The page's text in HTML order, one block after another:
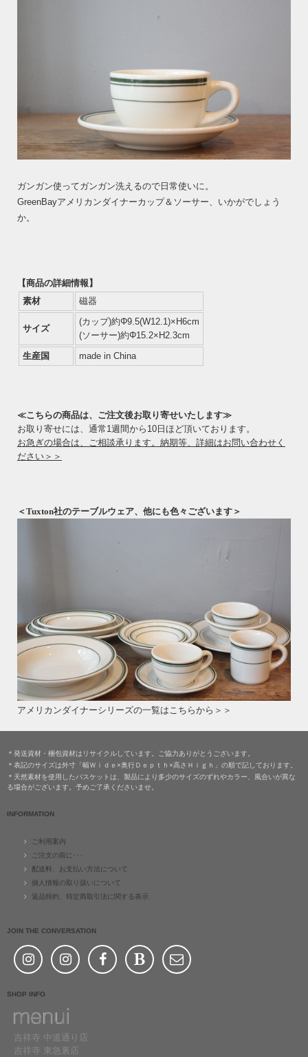
ガンガン使ってガンガン洗えるので日常使いに。
GreenBayアメリカンダイナーカップ＆ソーサー、いかがでしょう
か。
【商品の詳細情報】
素材
磁器
サイズ
(カップ)約Φ9.5(W12.1)×H6cm
(ソーサー)約Φ15.2×H2.3cm
生産国
made in China
≪こちらの商品は、ご注文後お取り寄せいたします≫
お取り寄せには、通常1週間から10日ほど頂いております。
お急ぎの場合は、ご相談承ります。納期等、詳細はお問い合わせく
ださい＞＞
＜Tuxton社のテーブルウェア、他にも色々ございます＞
アメリカンダイナーシリーズの一覧はこちらから＞＞
＊発送資材・梱包資材はリサイクルしています。ご協力ありがとうございます。
＊表記のサイズは外寸「幅Ｗｉｄｅ×奥行Ｄｅｐｔｈ×高さＨｉｇｈ」の順で記しております。
＊天然素材を使用したバスケットは、製品により多少のサイズのずれやカラー、風合いが異な
る場合がございます。予めご了承くださいませ。
INFORMATION
ご利用案内
ご注文の前に･･･
配送料、お支払い方法について
個人情報の取り扱いについて
返品特約、特定商取引法に関する表示
JOIN THE CONVERSATION
SHOP INFO
吉祥寺 中道通り店
吉祥寺 東急裏店